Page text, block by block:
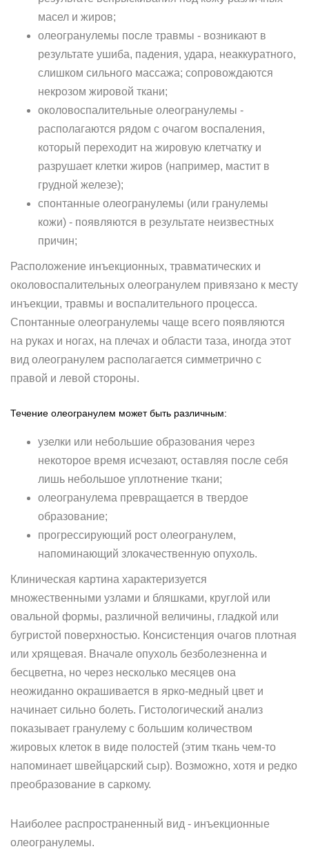
масел и жиров;
олеогранулемы после травмы - возникают в
результате ушиба, падения, удара, неаккуратного,
слишком сильного массажа; сопровождаются
некрозом жировой ткани;
околовоспалительные олеогранулемы -
располагаются рядом с очагом воспаления,
который переходит на жировую клетчатку и
разрушает клетки жиров (например, мастит в
грудной железе);
спонтанные олеогранулемы (или гранулемы
кожи) - появляются в результате неизвестных
причин;
Расположение инъекционных, травматических и
околовоспалительных олеогранулем привязано к месту
инъекции, травмы и воспалительного процесса.
Спонтанные олеогранулемы чаще всего появляются
на руках и ногах, на плечах и области таза, иногда этот
вид олеогранулем располагается симметрично с
правой и левой стороны.
Течение олеогранулем может быть различным:
узелки или небольшие образования через
некоторое время исчезают, оставляя после себя
лишь небольшое уплотнение ткани;
олеогранулема превращается в твердое
образование;
прогрессирующий рост олеогранулем,
напоминающий злокачественную опухоль.
Клиническая картина характеризуется
множественными узлами и бляшками, круглой или
овальной формы, различной величины, гладкой или
бугристой поверхностью. Консистенция очагов плотная
или хрящевая. Вначале опухоль безболезненна и
бесцветна, но через несколько месяцев она
неожиданно окрашивается в ярко-медный цвет и
начинает сильно болеть. Гистологический анализ
показывает гранулему с большим количеством
жировых клеток в виде полостей (этим ткань чем-то
напоминает швейцарский сыр). Возможно, хотя и редко
преобразование в саркому.
Наиболее распространенный вид - инъекционные
олеогранулемы.